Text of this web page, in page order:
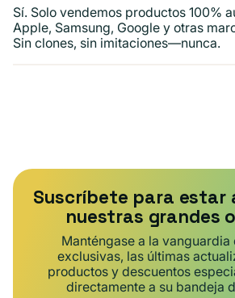
Sí. Solo vendemos productos 100%
Apple, Samsung, Google y otras
Sin clones, sin imitaciones—nunca.
Suscríbete para estar
nuestras grandes
Manténgase a la vanguardia
exclusivas, las últimas
productos y descuentos
directamente a su bandeja